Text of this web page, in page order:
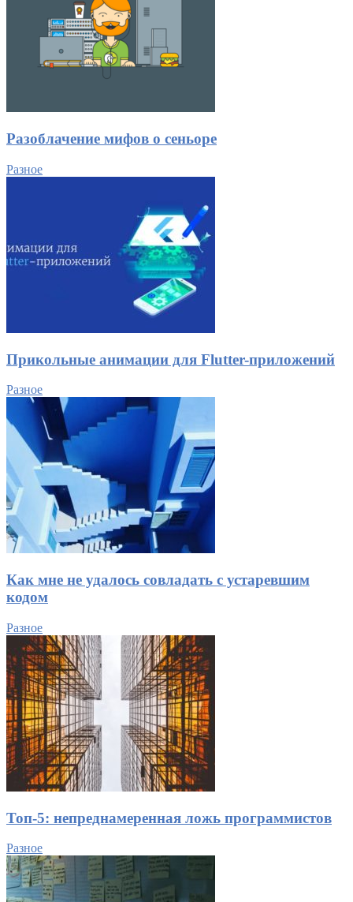
Разоблачение мифов о сеньоре
Разное
Прикольные анимации для Flutter-приложений
Разное
Как мне не удалось совладать с устаревшим
кодом
Разное
Топ-5: непреднамеренная ложь программистов
Разное